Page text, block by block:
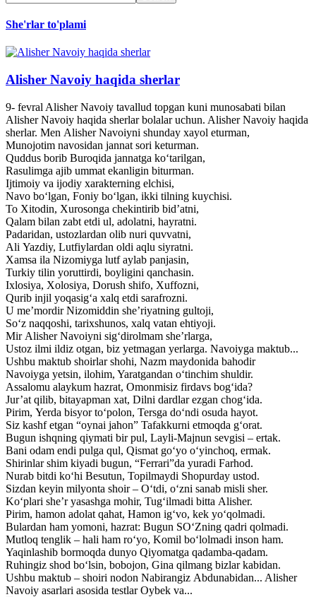
She'rlar to'plami
Alisher Navoiy haqida sherlar
9- fevral Alisher Navoiy tavallud topgan kuni munosabati bilan
Alisher Navoiy haqida sherlar bolalar uchun. Alisher Navoiy haqida
sherlar. Men Alisher Navoiyni shunday xayol eturman,
Munojotim navosidan jannat sori keturman.
Quddus borib Buroqida jannatga ko‘tarilgan,
Rasulimga ajib ummat ekanligin biturman.
Ijtimoiy va ijodiy xarakterning elchisi,
Navo bo‘lgan, Foniy bo‘lgan, ikki tilning kuychisi.
To Xitodin, Xurosonga chekintirib bid’atni,
Qalam bilan zabt etdi ul, adolatni, hayratni.
Padaridan, ustozlardan olib nuri quvvatni,
Ali Yazdiy, Lutfiylardan oldi aqlu siyratni.
Xamsa ila Nizomiyga lutf aylab panjasin,
Turkiy tilin yoruttirdi, boyligini qanchasin.
Ixlosiya, Xolosiya, Dorush shifo, Xuffozni,
Qurib injil yoqasig‘a xalq etdi sarafrozni.
U me’mordir Nizomiddin she’riyatning gultoji,
So‘z naqqoshi, tarixshunos, xalq vatan ehtiyoji.
Mir Alisher Navoiyni sig‘dirolmam she’rlarga,
Ustoz ilmi ildiz otgan, biz yetmagan yerlarga. Navoiyga maktub...
Ushbu maktub shoirlar shohi, Nazm maydonida bahodir
Navoiyga yetsin, ilohim, Yaratgandan o‘tinchim shuldir.
Assalomu alaykum hazrat, Omonmisiz firdavs bog‘ida?
Jur’at qilib, bitayapman xat, Dilni dardlar ezgan chog‘ida.
Pirim, Yerda bisyor to‘polon, Tersga do‘ndi osuda hayot.
Siz kashf etgan “oynai jahon” Tafakkurni etmoqda g‘orat.
Bugun ishqning qiymati bir pul, Layli-Majnun sevgisi – ertak.
Bani odam endi pulga qul, Qismat go‘yo o‘yinchoq, ermak.
Shirinlar shim kiyadi bugun, “Ferrari”da yuradi Farhod.
Nurab bitdi ko‘hi Besutun, Topilmaydi Shopurday ustod.
Sizdan keyin milyonta shoir – O‘tdi, o‘zni sanab misli sher.
Ko‘plari she’r yasashga mohir, Tug‘ilmadi bitta Alisher.
Pirim, hamon adolat qahat, Hamon ig‘vo, kek yo‘qolmadi.
Bulardan ham yomoni, hazrat: Bugun SO‘Zning qadri qolmadi.
Mutloq tenglik – hali ham ro‘yo, Komil bo‘lolmadi inson ham.
Yaqinlashib bormoqda dunyo Qiyomatga qadamba-qadam.
Ruhingiz shod bo‘lsin, bobojon, Gina qilmang bizlar kabidan.
Ushbu maktub – shoiri nodon Nabirangiz Abdunabidan... Alisher
Navoiy asarlari asosida testlar Oybek va...